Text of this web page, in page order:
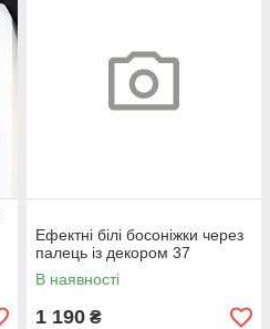
Ефектні білі босоніжки через
палець із декором 37
В наявності
1 190 ₴